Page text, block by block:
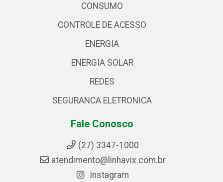
CONSUMO
CONTROLE DE ACESSO
ENERGIA
ENERGIA SOLAR
REDES
SEGURANCA ELETRONICA
Fale Conosco
(27) 3347-1000
atendimento@linhavix.com.br
Instagram